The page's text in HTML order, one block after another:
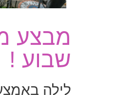
מבצע
שבוע !